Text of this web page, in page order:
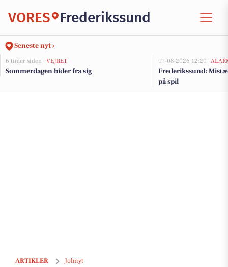
VORES Frederikssund
Seneste nyt ›
6 timer siden | VEJRET
Sommerdagen bider fra sig
07-08-2026 12:20 |
Frederikssund:
på spil
ARTIKLER Jobnyt
Ansvarshavende sygeplejerske med akutfunktion søges til